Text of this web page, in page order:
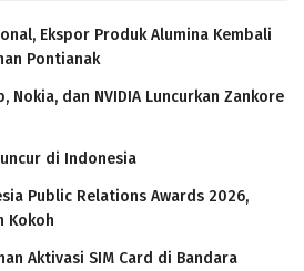
Ekspor Produk Alumina Kembali
Pontianak
dan NVIDIA Luncurkan Zankore
di Indonesia
Public Relations Awards 2026,
Kokoh
Aktivasi SIM Card di Bandara